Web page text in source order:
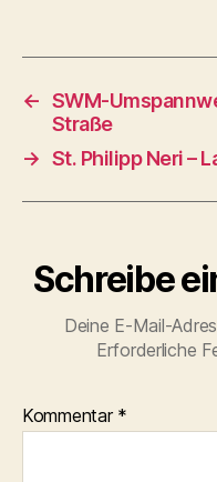
← SWM-
Straße
→ St. Philipp Neri –
Schreibe
Deine E-Mail-
Erforderliche
Kommentar *